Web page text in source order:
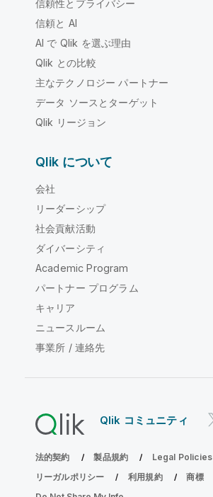
信頼性とプライバシー
信頼と AI
AI で Qlik を選ぶ理由
Qlik との比較
主なテクノロジー パートナー
データ ソースとターゲット
Qlik リージョン
Qlik について
会社
リーダーシップ
社会貢献活動
ダイバーシティ
Academic Program
パートナー プログラム
キャリア
ニュースルーム
事業所 / 連絡先
Qlik コミュニティ
法的契約 製品規約
Legal Policies
リーガルポリシー
利用規約
商標